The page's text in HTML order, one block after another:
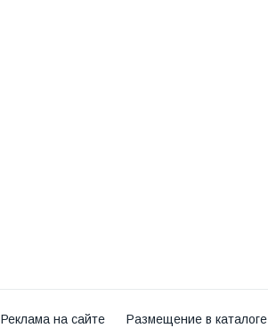
Реклама на сайте Размещение в каталоге